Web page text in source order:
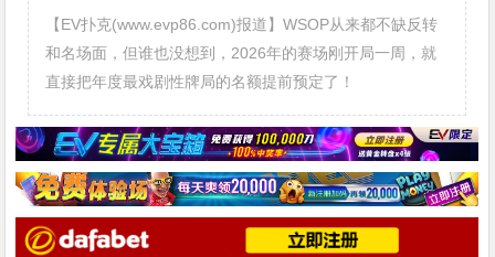
【EV扑克(www.evp86.com)报道】WSOP从来都不缺反转
和名场面，但谁也没想到，2026年的赛场刚开局一周，就
直接把年度最戏剧性牌局的名额提前预定了！